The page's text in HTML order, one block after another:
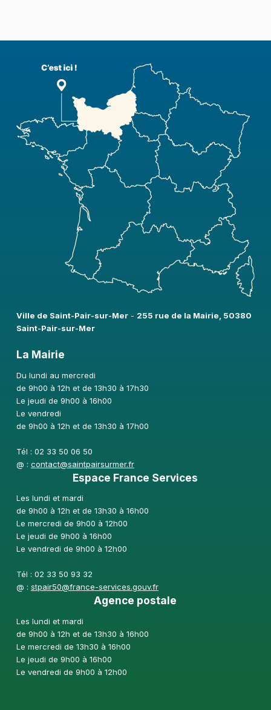
Ville de Saint-Pair-sur-Mer​- 255 rue de la Mairie, 50380
Saint-Pair-sur-Mer
La Mairie
Du lundi au mercredi
de 9h00 à 12h et de 13h30 à 17h30
Le jeudi de 9h00 à 16h00
Le vendredi
de 9h00 à 12h et de 13h30 à 17h00
Tél : 02 33 50 06 50
@ : contact@saintpairsurmer.fr
Espace France Services
Les lundi et mardi
de 9h00 à 12h et de 13h30 à 16h00
Le mercredi de 9h00 à 12h00
Le jeudi de 9h00 à 16h00
Le vendredi de 9h00 à 12h00
Tél : 02 33 50 93 32
@ : stpair50@france-services.gouv.fr
Agence postale
Les lundi et mardi
de 9h00 à 12h et de 13h30 à 16h00
Le mercredi de 13h30 à 16h00
Le jeudi de 9h00 à 16h00
Le vendredi de 9h00 à 12h00